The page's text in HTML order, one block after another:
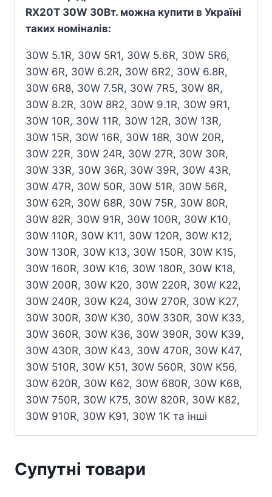
RX20T 30W 30Вт. можна купити в Україні
таких номіналів:
30W 5.1R, 30W 5R1, 30W 5.6R, 30W 5R6,
30W 6R, 30W 6.2R, 30W 6R2, 30W 6.8R,
30W 6R8, 30W 7.5R, 30W 7R5, 30W 8R,
30W 8.2R, 30W 8R2, 30W 9.1R, 30W 9R1,
30W 10R, 30W 11R, 30W 12R, 30W 13R,
30W 15R, 30W 16R, 30W 18R, 30W 20R,
30W 22R, 30W 24R, 30W 27R, 30W 30R,
30W 33R, 30W 36R, 30W 39R, 30W 43R,
30W 47R, 30W 50R, 30W 51R, 30W 56R,
30W 62R, 30W 68R, 30W 75R, 30W 80R,
30W 82R, 30W 91R, 30W 100R, 30W K10,
30W 110R, 30W K11, 30W 120R, 30W K12,
30W 130R, 30W K13, 30W 150R, 30W K15,
30W 160R, 30W K16, 30W 180R, 30W K18,
30W 200R, 30W K20, 30W 220R, 30W K22,
30W 240R, 30W K24, 30W 270R, 30W K27,
30W 300R, 30W K30, 30W 330R, 30W K33,
30W 360R, 30W K36, 30W 390R, 30W K39,
30W 430R, 30W K43, 30W 470R, 30W K47,
30W 510R, 30W K51, 30W 560R, 30W K56,
30W 620R, 30W K62, 30W 680R, 30W K68,
30W 750R, 30W K75, 30W 820R, 30W K82,
30W 910R, 30W K91, 30W 1K та інші
Супутні товари